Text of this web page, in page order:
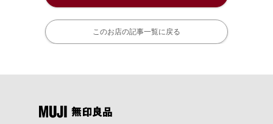
このお店の記事一覧に戻る